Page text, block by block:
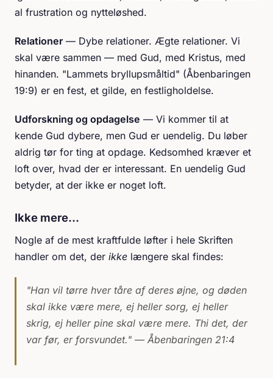
al frustration og nytteløshed.
Relationer— Dybe relationer. Ægte relationer. Vi
skal være sammen — med Gud, med Kristus, med
hinanden. "Lammets bryllupsmåltid" (Åbenbaringen
19:9) er en fest, et gilde, en festligholdelse.
Udforskning og opdagelse — Vi kommer til at
kende Gud dybere, men Gud er uendelig. Du løber
aldrig tør for ting at opdage. Kedsomhed kræver et
loft over, hvad der er interessant. En uendelig Gud
betyder, at der ikke er noget loft.
Ikke mere...
Nogle af de mest kraftfulde løfter i hele Skriften
handler om det, der ikke længere skal findes:
"Han vil tørre hver tåre af deres øjne, og døden
skal ikke være mere, ej heller sorg, ej heller
skrig, ej heller pine skal være mere. Thi det, der
var før, er forsvundet." — Åbenbaringen 21:4